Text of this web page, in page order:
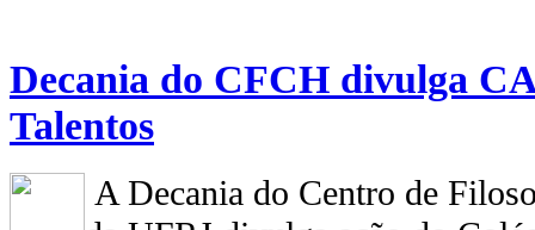
Decania do CFCH divulga
Talentos
A Decania do Centro de